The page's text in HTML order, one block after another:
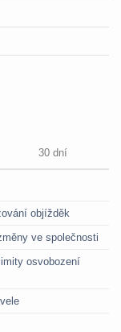
30 dní
objížděk
ve společnosti
osvobození